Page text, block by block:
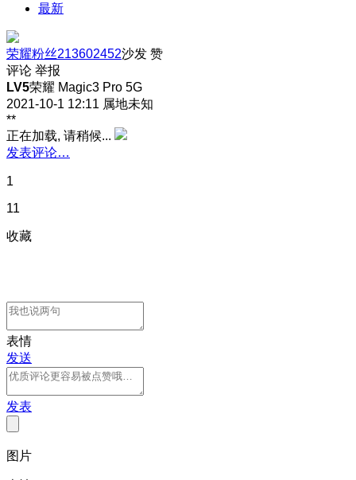
最新
荣耀粉丝213602452沙发 赞
评论 举报
LV5荣耀 Magic3 Pro 5G
2021-10-1 12:11 属地未知
**
正在加载, 请稍候...
发表评论…
1
11
收藏
表情
发送
发表
图片